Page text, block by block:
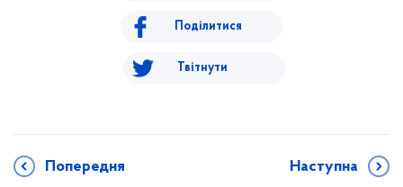
Поділитися
Твітнути
Попередня Наступна